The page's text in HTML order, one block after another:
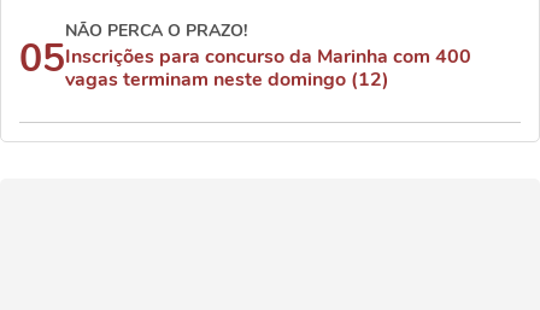
05
NÃO PERCA O PRAZO!
Inscrições para concurso da Marinha com 400
vagas terminam neste domingo (12)